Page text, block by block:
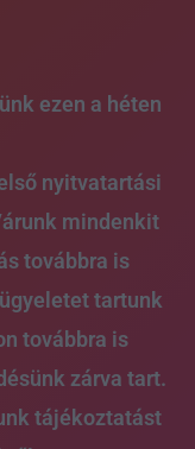
ezen a héten
nyitvatartási
mindenkit
továbbra is
tartunk
továbbra is
zárva tart.
tájékoztatást